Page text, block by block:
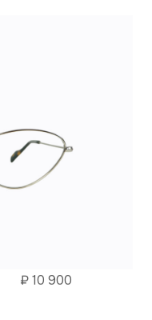
₽10 900